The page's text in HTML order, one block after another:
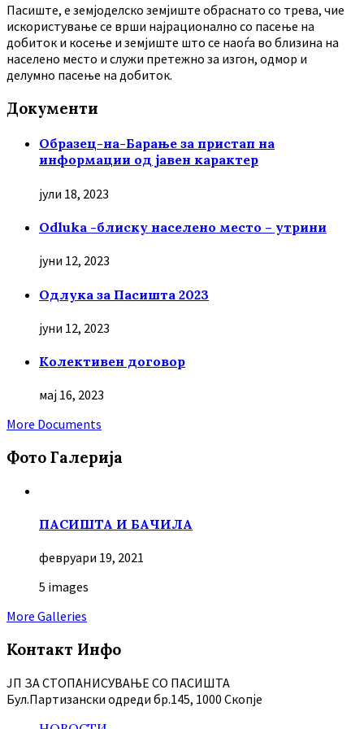
Пасиште, е земјоделско земјиште обраснато со трева, чие
искористување се врши најрационално со пасење на
добиток и косење и земјиште што се наоѓа во близина на
населено место и служи претежно за изгон, одмор и
делумно пасење на добиток.
Документи
Образец-на-Барање за пристап на
информации од јавен карактер
јули 18, 2023
Odluka -блиску населено место – утрини
јуни 12, 2023
Oдлука за Пасишта 2023
јуни 12, 2023
Колективен договор
мај 16, 2023
More Documents
Фото Галерија
ПАСИШТА И БАЧИЛА
февруари 19, 2021
5 images
More Galleries
Контакт Инфо
ЈП ЗА СТОПАНИСУВАЊЕ СО ПАСИШТА
Бул.Партизански oдреди бр.145, 1000 Скопје